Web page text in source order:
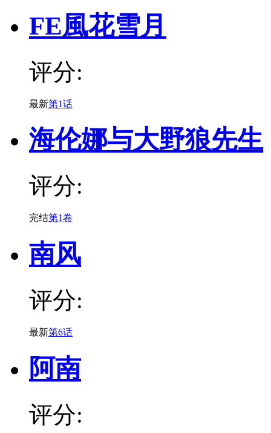
FE風花雪月
评分:
最新第1话
海伦娜与大野狼先生
评分:
完结第1卷
南风
评分:
最新第6话
阿南
评分: